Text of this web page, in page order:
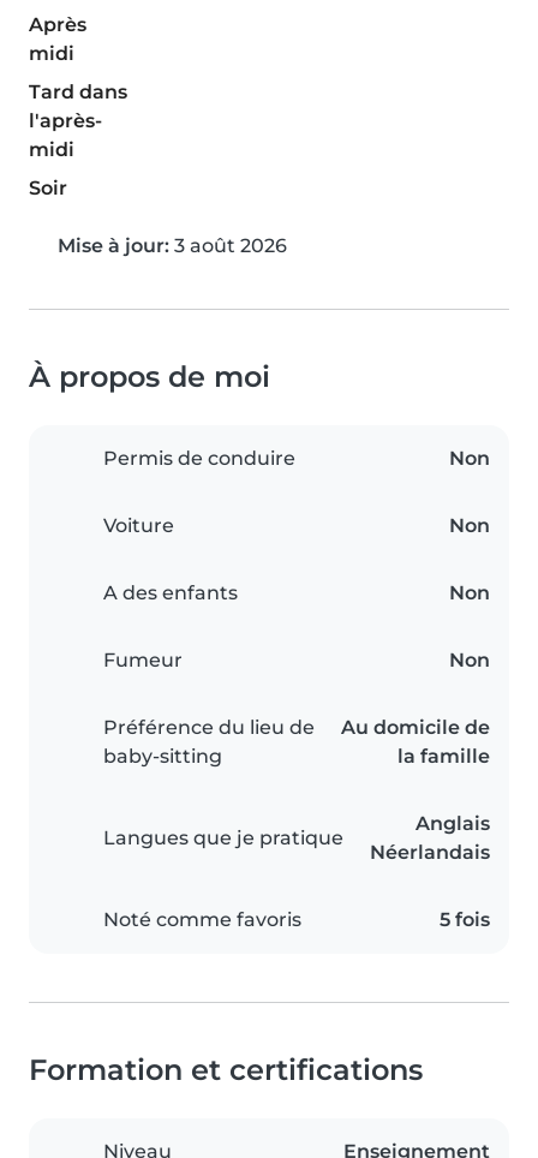
Après
midi
Tard dans
l'après-
midi
Soir
Mise à jour: 3 août 2026
À propos de moi
Permis de conduire Non
Voiture Non
A des enfants Non
Fumeur Non
Préférence du lieu de
baby-sitting
Au domicile de
la famille
Langues que je pratique
Anglais
Néerlandais
Noté comme favoris 5 fois
Formation et certifications
Niveau
Enseignement